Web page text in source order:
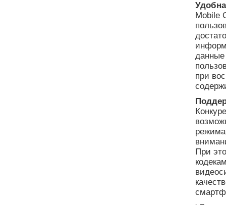
Mobile
данные
при
При